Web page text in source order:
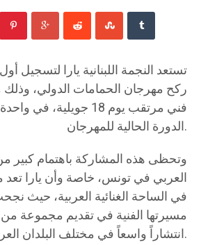
تستعد النجمة اللبنانية يارا لتسجيل
ركح مهرجان الحمامات الدولي،
فني مرتقب يوم 18
الدورة الحالية للمهرجان.
وتحظى هذه المشاركة باهتمام كبير
العربي في تونس، خاصة وأن يارا تعد
في الساحة الغنائية العربية، حيث
مسيرتها الفنية في تقديم مجموعة
انتشاراً واسعاً في مختلف البلدان العربية.